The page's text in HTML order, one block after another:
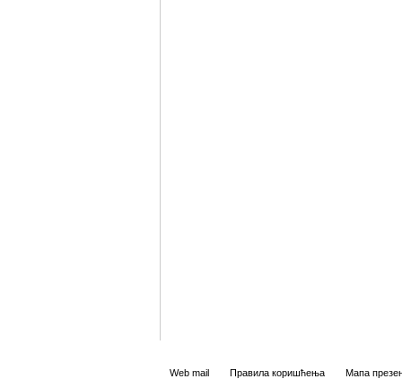
Web mail Правила коришћења Мапа